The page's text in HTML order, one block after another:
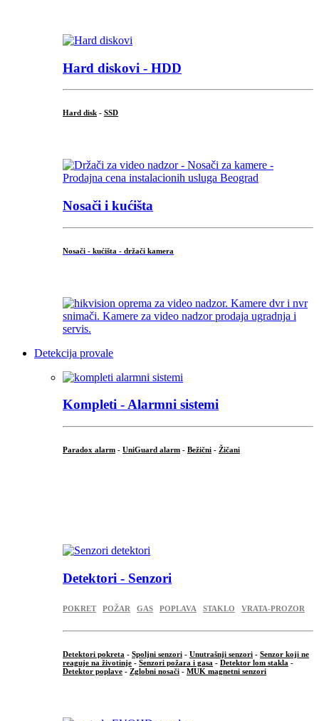
Hard diskovi - HDD
Hard disk - SSD
Nosači i kućišta
Nosači - kućišta - držači kamera
Detekcija provale
Kompleti - Alarmni sistemi
Paradox alarm - UniGuard alarm - Bežični - Žičani
Detektori - Senzori
POKRET POŽAR GAS POPLAVA STAKLO VRATA-PROZOR
Detektori pokreta - Spoljni senzori - Unutrašnji senzori - Senzor koji ne
reaguje na životinje - Senzori požara i gasa - Detektor lom stakla -
Detektor poplave - Zglobni nosači - MUK magnetni senzori